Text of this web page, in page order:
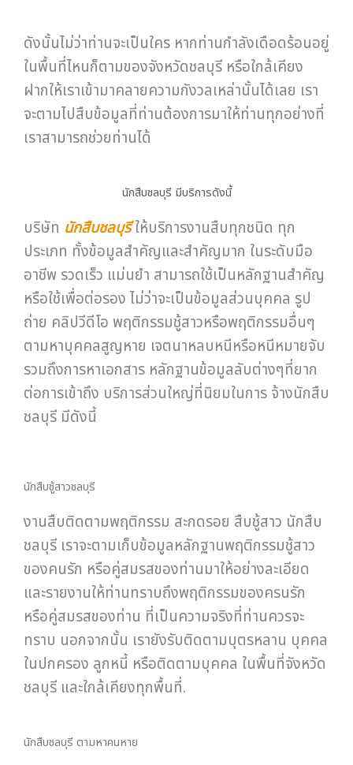
ดังนั้นไม่ว่าท่านจะเป็นใคร หากท่านกำลังเดือดร้อนอยู่
ในพื้นที่ไหนก็ตามของจังหวัดชลบุรี หรือใกล้เคียง
ฝากให้เราเข้ามาคลายความกังวลเหล่านั้นได้เลย เรา
จะตามไปสืบข้อมูลที่ท่านต้องการมาให้ท่านทุกอย่างที่
เราสามารถช่วยท่านได้
นักสืบชลบุรี มีบริการดังนี้
บริษัท นักสืบชลบุรีให้บริการงานสืบทุกชนิด ทุก
ประเภท ทั้งข้อมูลสำคัญและสำคัญมาก ในระดับมือ
อาชีพ รวดเร็ว แม่นยำ สามารถใช้เป็นหลักฐานสำคัญ
หรือใช้เพื่อต่อรอง ไม่ว่าจะเป็นข้อมูลส่วนบุคคล รูป
ถ่าย คลิปวีดีโอ พฤติกรรมชู้สาวหรือพฤติกรรมอื่นๆ
ตามหาบุคคลสูญหาย เจตนาหลบหนีหรือหนีหมายจับ
รวมถึงการหาเอกสาร หลักฐานข้อมูลลับต่างๆที่ยาก
ต่อการเข้าถึง บริการส่วนใหญ่ที่นิยมในการ จ้างนักสืบ
ชลบุรี มีดังนี้
นักสืบชู้สาวชลบุรี
งานสืบติดตามพฤติกรรม สะกดรอย สืบชู้สาว นักสืบ
ชลบุรี เราจะตามเก็บข้อมูลหลักฐานพฤติกรรมชู้สาว
ของคนรัก หรือคู่สมรสของท่านมาให้อย่างละเอียด
และรายงานให้ท่านทราบถึงพฤติกรรมของครนรัก
หรือคู่สมรสของท่าน ที่เป็นความจริงที่ท่านควรจะ
ทราบ นอกจากนั้น เรายังรับติดตามบุตรหลาน บุคคล
ในปกครอง ลูกหนี้ หรือติดตามบุคคล ในพื้นที่จังหวัด
ชลบุรี และใกล้เคียงทุกพื้นที่.
นักสืบชลบุรี ตามหาคนหาย